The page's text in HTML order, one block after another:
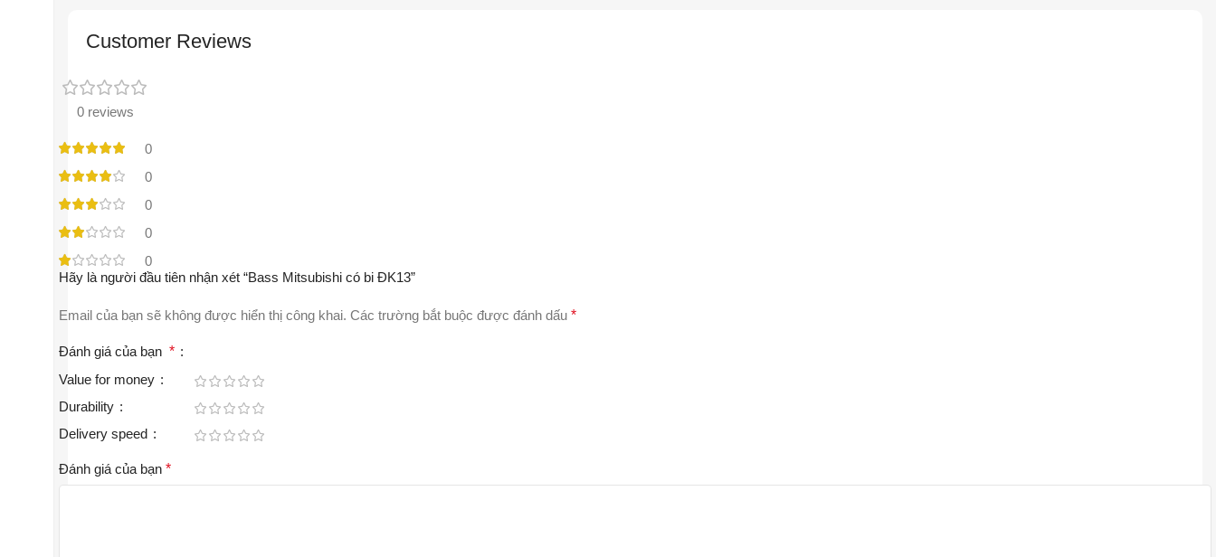
Customer Reviews
0 reviews
0
0
0
0
0
Hãy là người đầu tiên nhận xét “Bass Mitsubishi có bi ĐK13”
Email của bạn sẽ không được hiển thị công khai. Các trường bắt buộc được đánh dấu *
Đánh giá của bạn *
Value for money
Durability
Delivery speed
Đánh giá của bạn *